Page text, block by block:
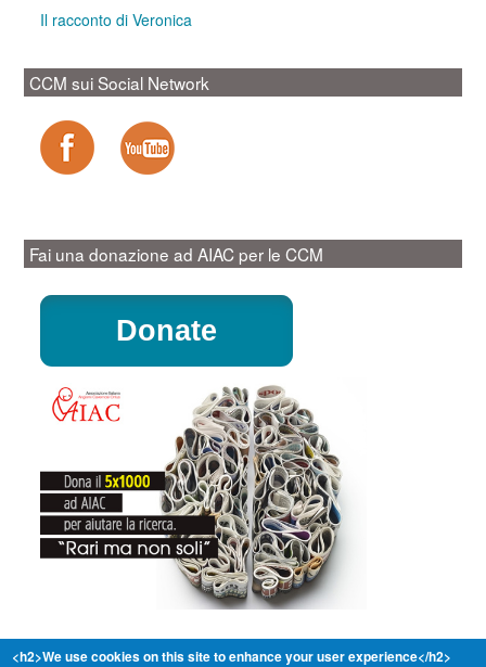
Il racconto di Veronica
CCM sui Social Network
Fai una donazione ad AIAC per le CCM
Donate
<h2>We use cookies on this site to enhance your user experience</h2>